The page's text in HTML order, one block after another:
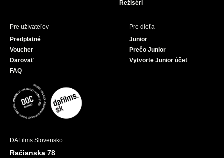
Režiséri
Pre užívateľov
Predplatné
Voucher
Darovať
FAQ
Pre dieťa
Junior
Prečo Junior
Vytvorte Junior účet
DAFilms Slovensko
Račianska 78